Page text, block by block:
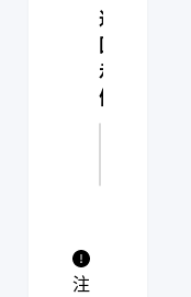
返
回
示
例
注